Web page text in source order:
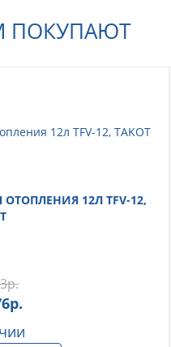
ПОКУПАЮТ
12Л TFV-12,
р.
р.